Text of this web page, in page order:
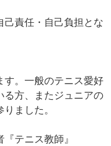
己責任・自己負担とな
す。一般のテニス愛好
る方、またジュニアの
ました。
テニス教師』